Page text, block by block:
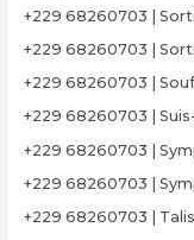
+229 68260703 |
+229 68260703 |
+229 68260703 |
+229 68260703 |
+229 68260703 |
+229 68260703 |
+229 68260703 |